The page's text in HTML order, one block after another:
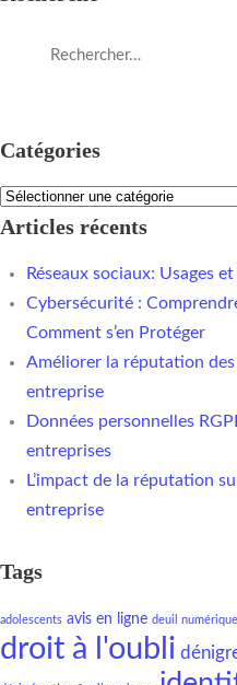
Catégories
Articles récents
Réseaux sociaux: Usages
Cybersécurité :
Comment s’en Protéger
Améliorer la réputation
entreprise
Données personnelles
entreprises
L’impact de la réputation
entreprise
Tags
adolescents avis en ligne deuil numérique
droit à l'oubli